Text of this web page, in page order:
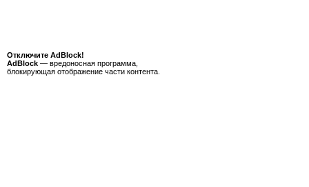
Отключите AdBlock!
AdBlock — вредоносная программа,
блокирующая отображение части контента.